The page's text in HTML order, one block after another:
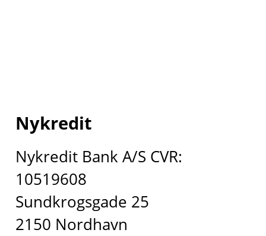
Nykredit
Nykredit Bank A/S CVR:
10519608
Sundkrogsgade 25
2150 Nordhavn